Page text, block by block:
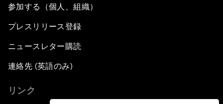
参加する（個人、組織）
プレスリリース登録
ニュースレター購読
連絡先 (英語のみ)
リンク